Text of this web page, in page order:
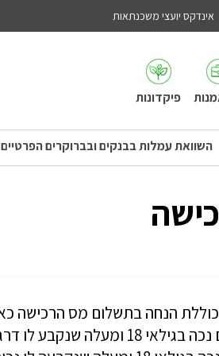
אינדקס יועצי משכנתאות
פיקדונות
השוואת עמלות בבנקים ובברוקרים הפרטיים